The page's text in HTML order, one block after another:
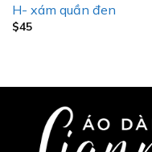
H- xám quần đen
$45